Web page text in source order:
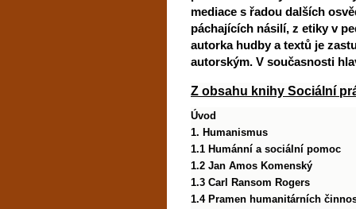
mediace s řadou dalších
páchajících násilí, z etiky v
autorka hudby a textů je
autorským. V současnosti
Z obsahu knihy Sociální
Úvod
1. Humanismus
1.1 Humánní a sociální pomoc
1.2 Jan Amos Komenský
1.3 Carl Ransom Rogers
1.4 Pramen humanitárních